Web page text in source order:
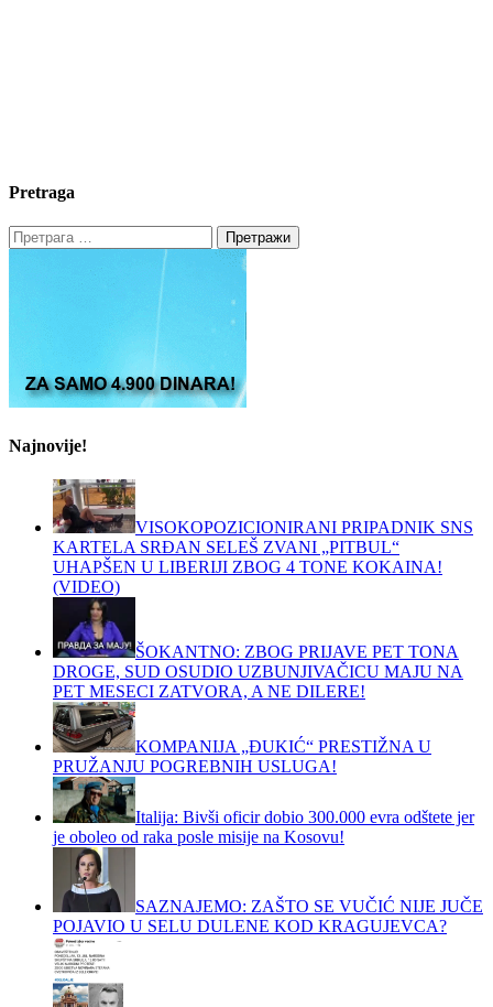
Pretraga
Претрага
за:
Najnovije!
VISOKOPOZICIONIRANI PRIPADNIK SNS
KARTELA SRĐAN SELEŠ ZVANI „PITBUL“
UHAPŠEN U LIBERIJI ZBOG 4 TONE KOKAINA!
(VIDEO)
ŠOKANTNO: ZBOG PRIJAVE PET TONA
DROGE, SUD OSUDIO UZBUNJIVAČICU MAJU NA
PET MESECI ZATVORA, A NE DILERE!
KOMPANIJA „ĐUKIĆ“ PRESTIŽNA U
PRUŽANJU POGREBNIH USLUGA!
Italija: Bivši oficir dobio 300.000 evra odštete jer
je oboleo od raka posle misije na Kosovu!
SAZNAJEMO: ZAŠTO SE VUČIĆ NIJE JUČE
POJAVIO U SELU DULENE KOD KRAGUJEVCA?